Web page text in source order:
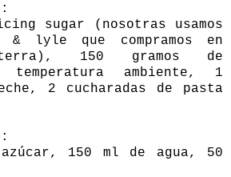
:
sugar ( nosotras usamos
& lyle que compramos en
), 150 gramos de
ambiente, 1
2 cucharadas de pasta
:
azúcar, 150 ml de agua, 50